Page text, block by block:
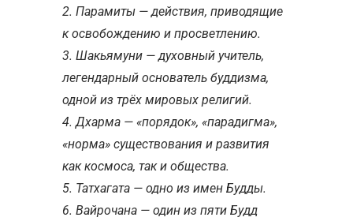
2. Парамиты — действия, приводящие
к освобождению и просветлению.
3. Шакьямуни — духовный учитель,
легендарный основатель буддизма,
одной из трёх мировых религий.
4. Дхарма — «порядок», «парадигма»,
«норма» существования и развития
как космоса, так и общества.
5. Татхагата — одно из имен Будды.
6. Вайрочана — один из пяти Будд